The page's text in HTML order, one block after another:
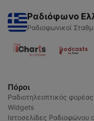
Ραδιόφωνο
Ραδιοφωνικοί
Πόροι
Ραδιοτηλεοπτικός φορέας
Widgets
Ιστοσελίδες Ραδιοφώνου